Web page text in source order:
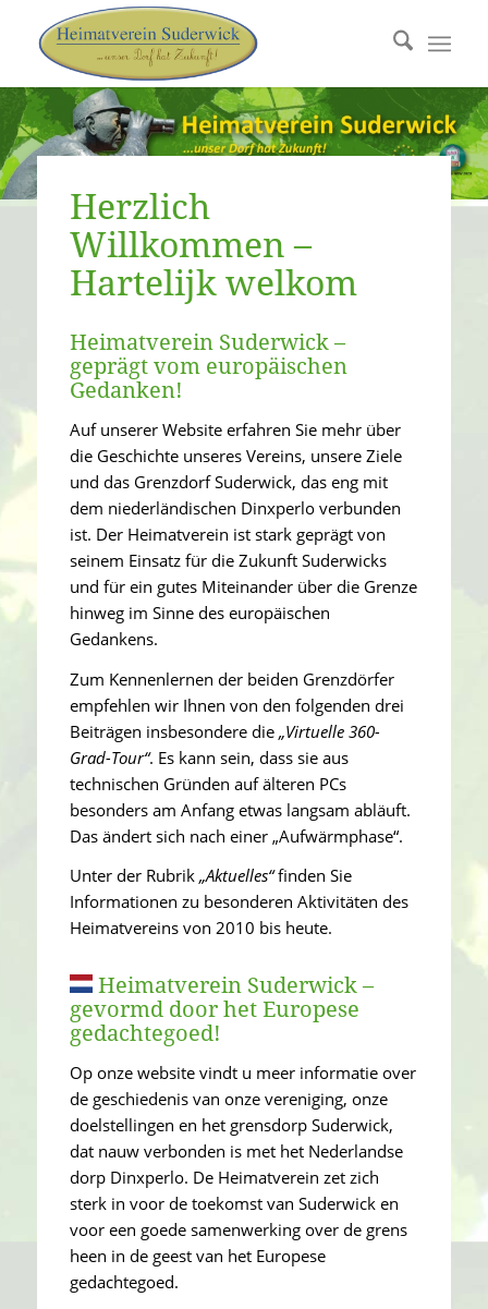
Herzlich
Willkommen –
Hartelijk welkom
Heimatverein Suderwick –
geprägt vom europäischen
Gedanken!
Auf unserer Website erfahren Sie mehr über
die Geschichte unseres Vereins, unsere Ziele
und das Grenzdorf Suderwick, das eng mit
dem niederländischen Dinxperlo verbunden
ist. Der Heimatverein ist stark geprägt von
seinem Einsatz für die Zukunft Suderwicks
und für ein gutes Miteinander über die Grenze
hinweg im Sinne des europäischen
Gedankens.
Zum Kennenlernen der beiden Grenzdörfer
empfehlen wir Ihnen von den folgenden drei
Beiträgen insbesondere die „Virtuelle 360-
Grad-Tour“. Es kann sein, dass sie aus
technischen Gründen auf älteren PCs
besonders am Anfang etwas langsam abläuft.
Das ändert sich nach einer „Aufwärmphase“.
Unter der Rubrik „Aktuelles“finden Sie
Informationen zu besonderen Aktivitäten des
Heimatvereins von 2010 bis heute.
Heimatverein Suderwick –
gevormd door het Europese
gedachtegoed!
Op onze website vindt u meer informatie over
de geschiedenis van onze vereniging, onze
doelstellingen en het grensdorp Suderwick,
dat nauw verbonden is met het Nederlandse
dorp Dinxperlo. De Heimatverein zet zich
sterk in voor de toekomst van Suderwick en
voor een goede samenwerking over de grens
heen in de geest van het Europese
gedachtegoed.